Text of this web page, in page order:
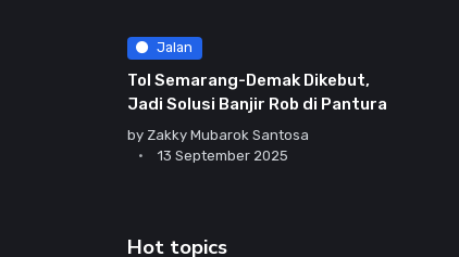
Jalan
Tol Semarang-Demak Dikebut,
Jadi Solusi Banjir Rob di Pantura
by Zakky Mubarok Santosa
13 September 2025
Hot topics